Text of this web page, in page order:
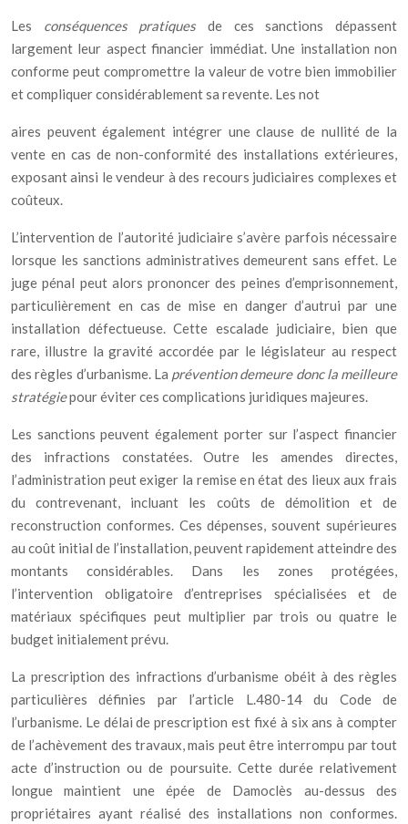
Les conséquences pratiquesde ces sanctions dépassent
largement leur aspect financier immédiat. Une installation non
conforme peut compromettre la valeur de votre bien immobilier
et compliquer considérablement sa revente. Les not
aires peuvent également intégrer une clause de nullité de la
vente en cas de non-conformité des installations extérieures,
exposant ainsi le vendeur à des recours judiciaires complexes et
coûteux.
L’intervention de l’autorité judiciaire s’avère parfois nécessaire
lorsque les sanctions administratives demeurent sans effet. Le
juge pénal peut alors prononcer des peines d’emprisonnement,
particulièrement en cas de mise en danger d’autrui par une
installation défectueuse. Cette escalade judiciaire, bien que
rare, illustre la gravité accordée par le législateur au respect
des règles d’urbanisme. La prévention demeure donc la meilleure
stratégiepour éviter ces complications juridiques majeures.
Les sanctions peuvent également porter sur l’aspect financier
des infractions constatées. Outre les amendes directes,
l’administration peut exiger la remise en état des lieux aux frais
du contrevenant, incluant les coûts de démolition et de
reconstruction conformes. Ces dépenses, souvent supérieures
au coût initial de l’installation, peuvent rapidement atteindre des
montants considérables. Dans les zones protégées,
l’intervention obligatoire d’entreprises spécialisées et de
matériaux spécifiques peut multiplier par trois ou quatre le
budget initialement prévu.
La prescription des infractions d’urbanisme obéit à des règles
particulières définies par l’article L.480-14 du Code de
l’urbanisme. Le délai de prescription est fixé à six ans à compter
de l’achèvement des travaux, mais peut être interrompu par tout
acte d’instruction ou de poursuite. Cette durée relativement
longue maintient une épée de Damoclès au-dessus des
propriétaires ayant réalisé des installations non conformes.